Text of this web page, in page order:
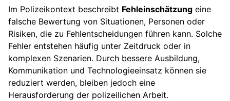
Im Polizeikontext beschreibt Fehleinschätzung eine
falsche Bewertung von Situationen, Personen oder
Risiken, die zu Fehlentscheidungen führen kann. Solche
Fehler entstehen häufig unter Zeitdruck oder in
komplexen Szenarien. Durch bessere Ausbildung,
Kommunikation und Technologieeinsatz können sie
reduziert werden, bleiben jedoch eine
Herausforderung der polizeilichen Arbeit.